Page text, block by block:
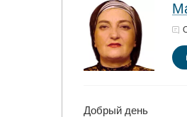
Добрый день